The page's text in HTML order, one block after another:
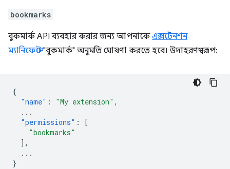
bookmarks
বুকমার্ক API ব্যবহার করার জন্য আপনাকেএক্সটেনশন
ম্যানিফেস্টে"বুকমার্ক" অনুমতি ঘোষণা করতে হবে। উদাহরণস্বরূপ:
{
"name" : "My extension" ,
...
"permissions" :
[
"bookmarks"
],
...
}